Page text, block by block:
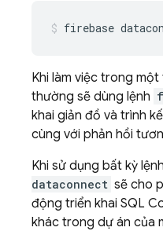
firebase
Khi làm việc trong
thường sẽ dùng lệnh
khai giản đồ và trình
cùng với phản hồi
Khi sử dụng bất kỳ lệnh
dataconnect sẽ cho
động triển khai SQL
khác trong dự án của